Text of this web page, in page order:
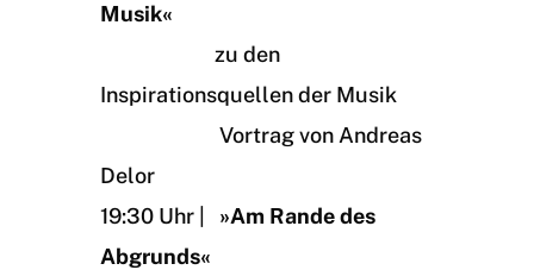
Musik«
zu den
Inspirationsquellen der Musik
Vortrag von Andreas
Delor
19:30 Uhr | »Am Rande des
Abgrunds«